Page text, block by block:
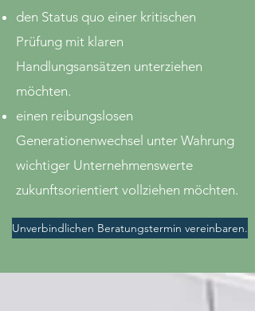
den Status quo einer kritischen
Prüfung mit klaren
Handlungsansätzen unterziehen
möchten.
einen reibungslosen
Generationenwechsel unter Wahrung
wichtiger Unternehmenswerte
zukunftsorientiert vollziehen möchten.
Unverbindlichen Beratungstermin vereinbaren.